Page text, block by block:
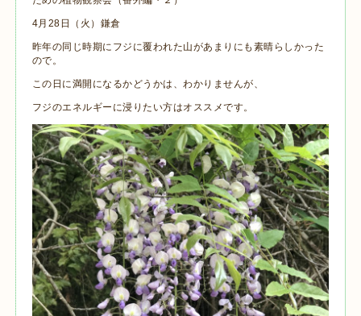
4月28日（火）鎌倉
昨年の同じ時期にフジに覆われた山があまりにも素晴らしかった
ので。
この日に満開になるかどうかは、わかりませんが、
フジのエネルギーに浸りたい方はオススメです。